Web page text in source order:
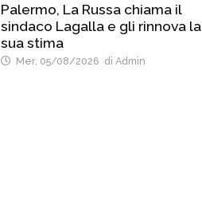
Palermo, La Russa chiama il
sindaco Lagalla e gli rinnova la
sua stima
Mer, 05/08/2026 di Admin